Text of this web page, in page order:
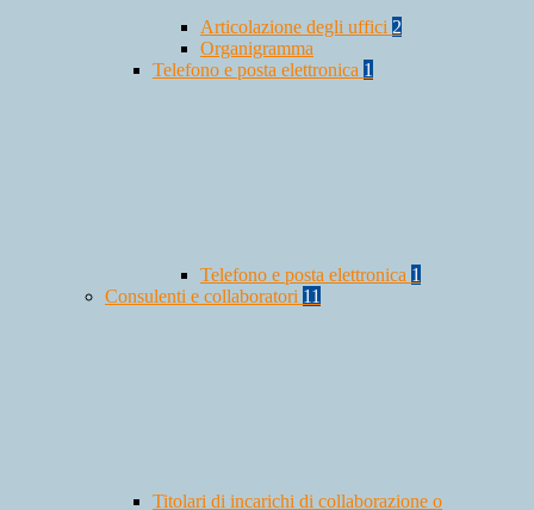
Articolazione degli uffici 2
Organigramma
Telefono e posta elettronica 1
Telefono e posta elettronica 1
Consulenti e collaboratori 11
Titolari di incarichi di collaborazione o